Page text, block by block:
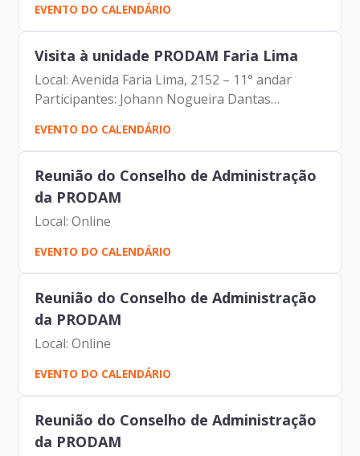
Silva
EVENTO DO CALENDÁRIO
Visita à unidade PRODAM Faria Lima
Local: Avenida Faria Lima, 2152 – 11° andar
Participantes: Johann Nogueira Dantas
Maurício Gonçalves Pimentel Carlos Alberto da
Silva
EVENTO DO CALENDÁRIO
Reunião do Conselho de Administração
da PRODAM
Local: Online
EVENTO DO CALENDÁRIO
Reunião do Conselho de Administração
da PRODAM
Local: Online
EVENTO DO CALENDÁRIO
Reunião do Conselho de Administração
da PRODAM